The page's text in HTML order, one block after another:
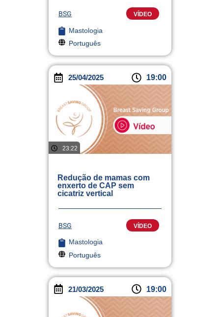
BSG VÍDEO
Mastologia
Português
25/04/2025 19:00
23:22
Redução de mamas com
enxerto de CAP sem
cicatriz vertical
BSG VÍDEO
Mastologia
Português
21/03/2025 19:00